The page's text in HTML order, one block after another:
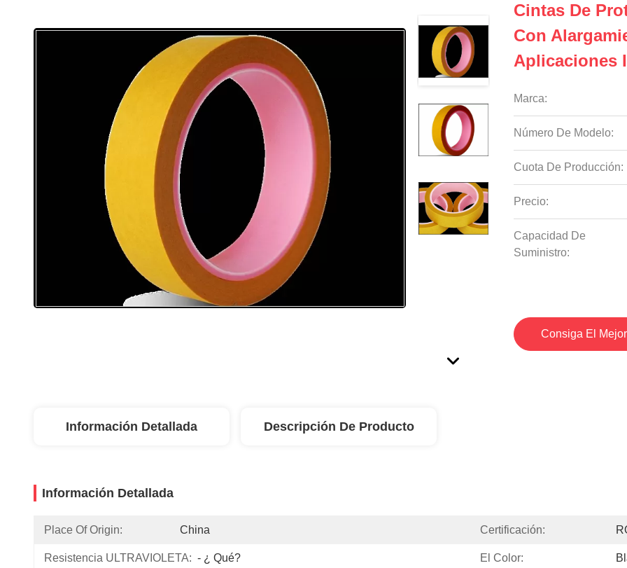
Cintas De
Con
Aplicaciones
Marca:
Número De Modelo:
Cuota De Producción:
Precio:
Capacidad De
Suministro:
Consiga El
Información Detallada Descripción De Producto
Información Detallada
Place Of Origin: China Certificación:
Resistencia ULTRAVIOLETA: - ¿ Qué? El Color: